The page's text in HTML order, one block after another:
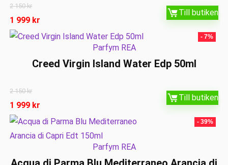
2 150kr
1 999 kr
Till butiken
- 7%
Parfym REA
Creed Virgin Island Water Edp 50ml
2 150kr
1 999 kr
Till butiken
- 39%
Parfym REA